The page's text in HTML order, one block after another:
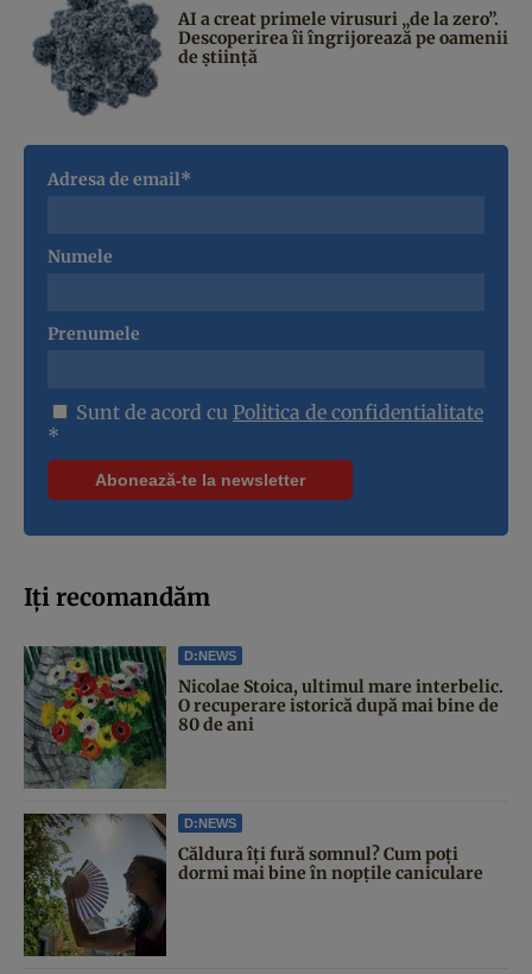
AI a creat primele virusuri „de la zero”.
Descoperirea îi îngrijorează pe oamenii
de știință
Adresa de email*
Numele
Prenumele
Sunt de acord cu Politica de confidentialitate
*
Iți recomandăm
D:NEWS
Nicolae Stoica, ultimul mare interbelic.
O recuperare istorică după mai bine de
80 de ani
D:NEWS
Căldura îți fură somnul? Cum poți
dormi mai bine în nopțile caniculare